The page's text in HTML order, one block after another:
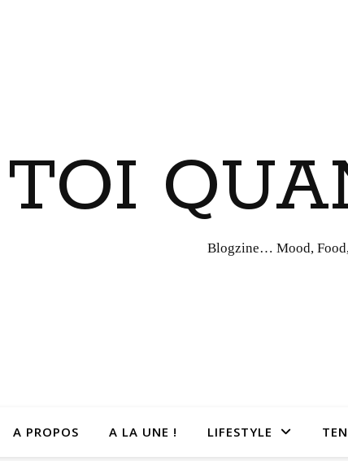
Blogzine… Mood,
A PROPOS A LA UNE ! LIFESTYLE